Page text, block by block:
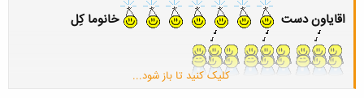
اقایاون دست
خانوما کِل
کلیک کنید تا باز شود...